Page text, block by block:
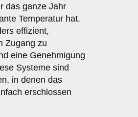
das ganze Jahr
Temperatur hat.
effizient,
Zugang zu
eine Genehmigung
Systeme sind
in denen das
erschlossen